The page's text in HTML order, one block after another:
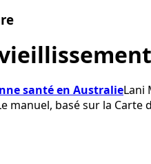
santé en AustralieLani
manuel, basé sur la